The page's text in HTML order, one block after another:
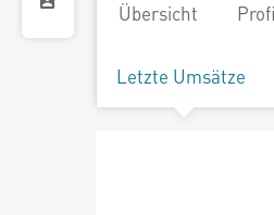
Übersicht
Letzte Umsätze